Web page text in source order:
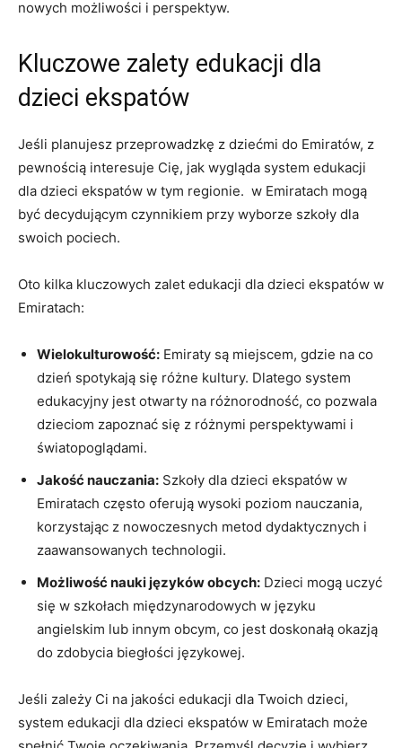
nowych możliwości i perspektyw.
Kluczowe zalety ⁤edukacji dla
dzieci ekspatów
Jeśli ⁣planujesz przeprowadzkę z dziećmi do Emiratów, z
pewnością interesuje Cię, jak wygląda ⁣system edukacji
dla dzieci ekspatów w tym regionie.​ ⁤ w Emiratach mogą
być ⁤decydującym czynnikiem przy wyborze szkoły dla⁣
swoich pociech.
Oto kilka kluczowych zalet edukacji dla dzieci ekspatów w
Emiratach:
Wielokulturowość: Emiraty są miejscem,⁣ gdzie⁢ na ⁤co⁤
dzień spotykają się różne kultury. Dlatego system
edukacyjny ⁣jest otwarty na różnorodność, ‍co‍ pozwala
dzieciom zapoznać się z ⁤różnymi perspektywami i
światopoglądami.
Jakość nauczania: Szkoły⁤ dla dzieci ekspatów ​w
Emiratach często‍ oferują wysoki poziom nauczania,
korzystając z nowoczesnych metod dydaktycznych ​i
zaawansowanych​ technologii.
Możliwość nauki języków obcych: Dzieci ​mogą uczyć
się⁢ w szkołach międzynarodowych w języku
angielskim lub innym obcym,‍ co‍ jest doskonałą okazją⁢
do ⁣zdobycia ⁢biegłości językowej.
Jeśli ⁤zależy Ci​ na jakości edukacji dla Twoich dzieci,
system edukacji ⁣dla ⁤dzieci ekspatów w Emiratach⁣ może